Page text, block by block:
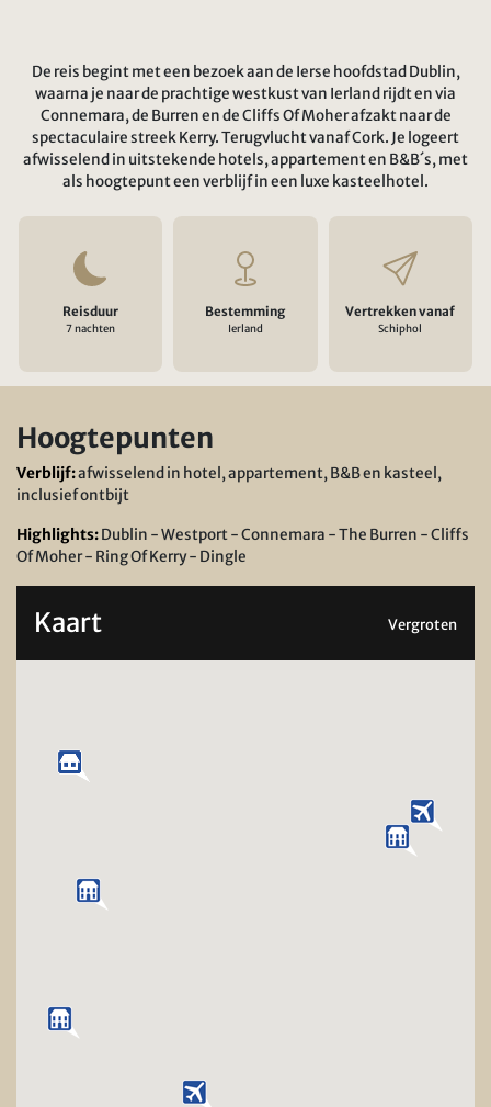
De reis begint met een bezoek aan de Ierse hoofdstad Dublin,
waarna je naar de prachtige westkust van Ierland rijdt en via
Connemara, de Burren en de Cliffs Of Moher afzakt naar de
spectaculaire streek Kerry. Terugvlucht vanaf Cork. Je logeert
afwisselend in uitstekende hotels, appartement en B&B´s, met
als hoogtepunt een verblijf in een luxe kasteelhotel.
Reisduur
7 nachten
Bestemming
Ierland
Vertrekken vanaf
Schiphol
Hoogtepunten
Verblijf:afwisselend in hotel, appartement, B&B en kasteel,
inclusief ontbijt
Highlights:Dublin - Westport - Connemara - The Burren - Cliffs
Of Moher - Ring Of Kerry - Dingle
Kaart Vergroten